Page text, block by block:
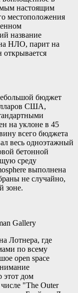
настоящим
местоположения
название
НЛО, парит на
открывается
бюджет
США,
на уклоне в 45
всего бюджета
весь одноэтажный
бетонной
среду
выполнена
не случайно,
зоне.
Gallery
Лотнера, где
по всему
open space
этот дом
"The Outer